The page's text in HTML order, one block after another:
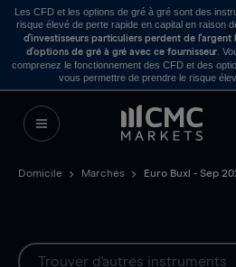
Les CFD et les options de gré à gré sont des
risque élevé de perte rapide en capital en raison
d’investisseurs particuliers perdent de
d’options de gré à gré avec ce fournisseur .
comprenez le fonctionnement des CFD et des
vous permettre de prendre le risque
Domicile Marchés Euro Buxl - Sep